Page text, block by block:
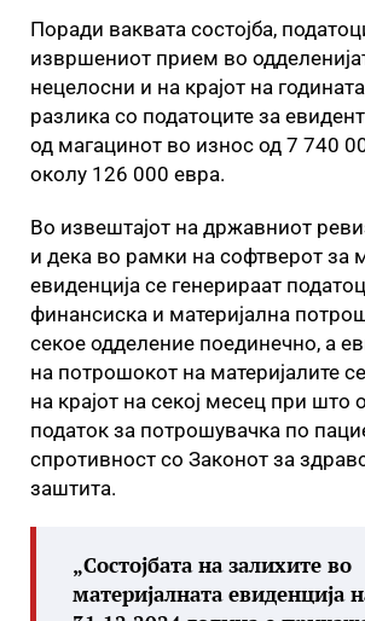
Поради ваквата состојба,
извршениот прием во
нецелосни и на крајот на
разлика со податоците за
од магацинот во износ од 7 740
околу 126 000 евра.
Во извештајот на државниот
и дека во рамки на софтверот за
евиденција се генерираат
финансиска и материјална
секое одделение поединечно, а
на потрошокот на материјалите
на крајот на секој месец при што
податок за потрошувачка по
спротивност со Законот за
заштита.
„Состојбата на залихите во
материјалната евиденција